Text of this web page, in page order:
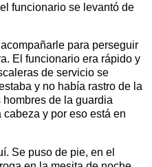
funcionario se levantó de
para perseguir
El funcionario era rápido y
de servicio se
y no había rastro de la
de la guardia
y por eso está en
Se puso de pie, en el